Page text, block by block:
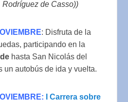
Rodríguez de Casso))
: Disfruta de la
participando en la
hasta San Nicolás del
un autobús de ida y vuelta.
I Carrera sobre